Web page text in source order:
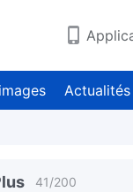
Actualités
41/200
7:26